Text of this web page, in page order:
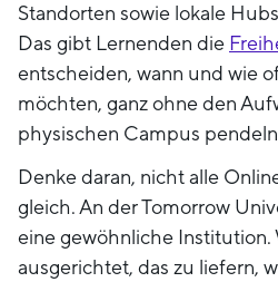
Standorten sowie lokale
Das gibt Lernenden die
entscheiden, wann und wie
möchten, ganz ohne den
physischen Campus
Denke daran, nicht alle
gleich. An der Tomorrow
eine gewöhnliche Institution.
ausgerichtet, das zu liefern,